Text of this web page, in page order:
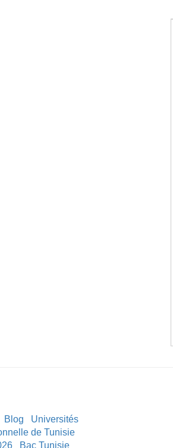
Blog
Universités
de Tunisie
Bac Tunisie